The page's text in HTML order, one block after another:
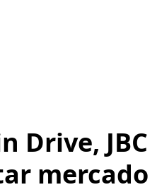
Drive, JBC
mercado